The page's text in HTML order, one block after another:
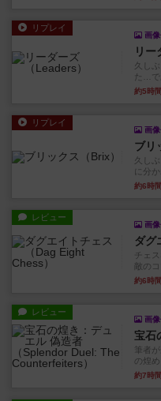
リプレイ
画像
リー
久し
た…で
約5時
リプレイ
画像
ブリ
久し
に分
約6時
レビュー
画像
ダグ
チェ
敵の
約6時
レビュー
画像
宝石
筆者
の煌
約7時